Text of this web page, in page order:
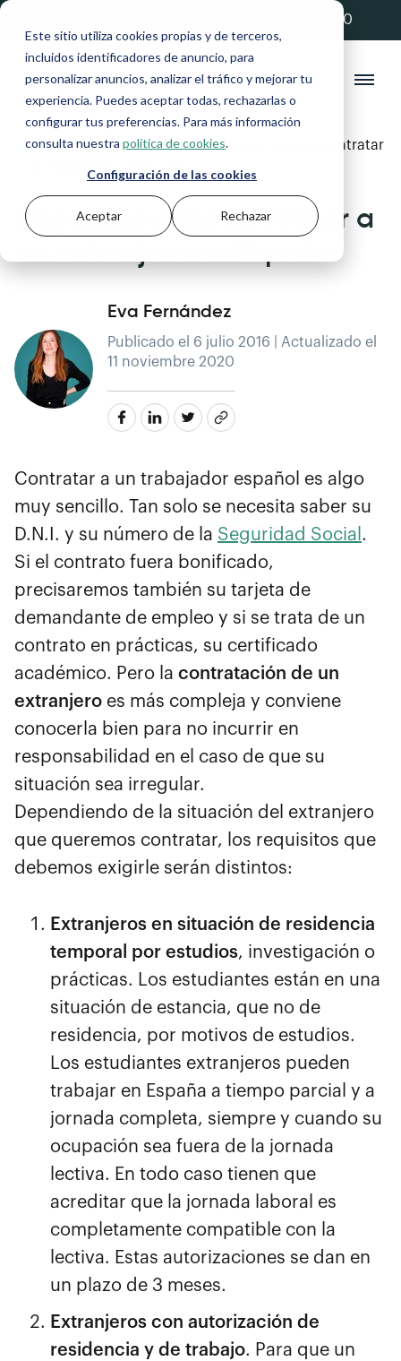
Este sitio utiliza cookies propias y de terceros,
incluidos identificadores de anuncio, para
personalizar anuncios, analizar el tráfico y mejorar tu
experiencia. Puedes aceptar todas, rechazarlas o
configurar tus preferencias. Para más información
consulta nuestra política de cookies.
Configuración de las cookies
Aceptar Rechazar
💚 20% de descuento con el código ANFIX20
Blog >Autónomos y Pymes >Requisitos para contratar
a un extranjero en España
Requisitos para contratar a
un extranjero en España
Eva Fernández
Publicado el 6 julio 2016 | Actualizado el
11 noviembre 2020
Contratar a un trabajador español es algo
muy sencillo. Tan solo se necesita saber su
D.N.I. y su número de la Seguridad Social .
Si el contrato fuera bonificado,
precisaremos también su tarjeta de
demandante de empleo y si se trata de un
contrato en prácticas, su certificado
académico. Pero la contratación de un
extranjero es más compleja y conviene
conocerla bien para no incurrir en
responsabilidad en el caso de que su
situación sea irregular.
Dependiendo de la situación del extranjero
que queremos contratar, los requisitos que
debemos exigirle serán distintos:
Extranjeros en situación de residencia
temporal por estudios, investigación o
prácticas. Los estudiantes están en una
situación de estancia, que no de
residencia, por motivos de estudios.
Los estudiantes extranjeros pueden
trabajar en España a tiempo parcial y a
jornada completa, siempre y cuando su
ocupación sea fuera de la jornada
lectiva. En todo caso tienen que
acreditar que la jornada laboral es
completamente compatible con la
lectiva. Estas autorizaciones se dan en
un plazo de 3 meses.
Extranjeros con autorización de
residencia y de trabajo. Para que un